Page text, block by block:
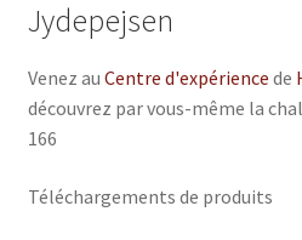
Jydepejsen
Venez au Centre d'expérience de
découvrez par vous-même la
166
Téléchargements de produits